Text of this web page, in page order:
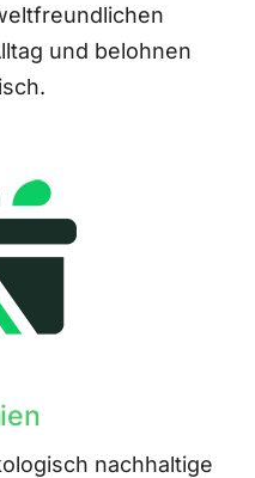
und belohnen
nachhaltige